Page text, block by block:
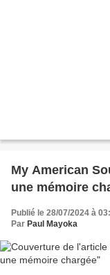
My American
une mémoire
Publié le 28/07/2024 à
Par Paul Mayoka